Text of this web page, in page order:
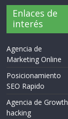
Enlaces de
interés
Agencia de
Marketing Online
Posicionamiento
SEO Rapido
Agencia de Growth
hacking